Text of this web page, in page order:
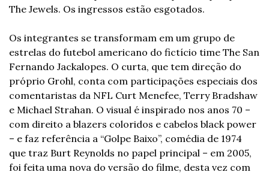
The Jewels. Os ingressos estão esgotados.
Os integrantes se transformam em um grupo de
estrelas do futebol americano do fictício time The San
Fernando Jackalopes. O curta, que tem direção do
próprio Grohl, conta com participações especiais dos
comentaristas da NFL Curt Menefee, Terry Bradshaw
e Michael Strahan. O visual é inspirado nos anos 70 –
com direito a blazers coloridos e cabelos black power
– e faz referência a “Golpe Baixo”, comédia de 1974
que traz Burt Reynolds no papel principal – em 2005,
foi feita uma nova do versão do filme, desta vez com